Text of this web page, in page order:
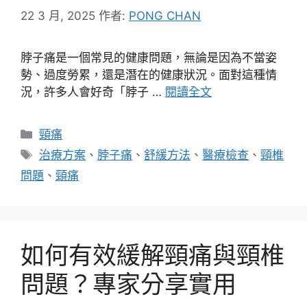
22 3 月, 2025 作者: PONG CHAN
脖子痛是一個常見的健康問題，無論是因為不當姿
勢、過度勞累，還是潛在的健康狀況。面對這種情
況，許多人會好奇「脖子 … 閱讀全文
分
類
頸痛
標
籤
治療方案 、 脖子痛 、舒緩方法 、醫療檢查 、頸椎
問題 、 頸痛
如何有效緩解頸痛與頸椎
問題？專家分享實用